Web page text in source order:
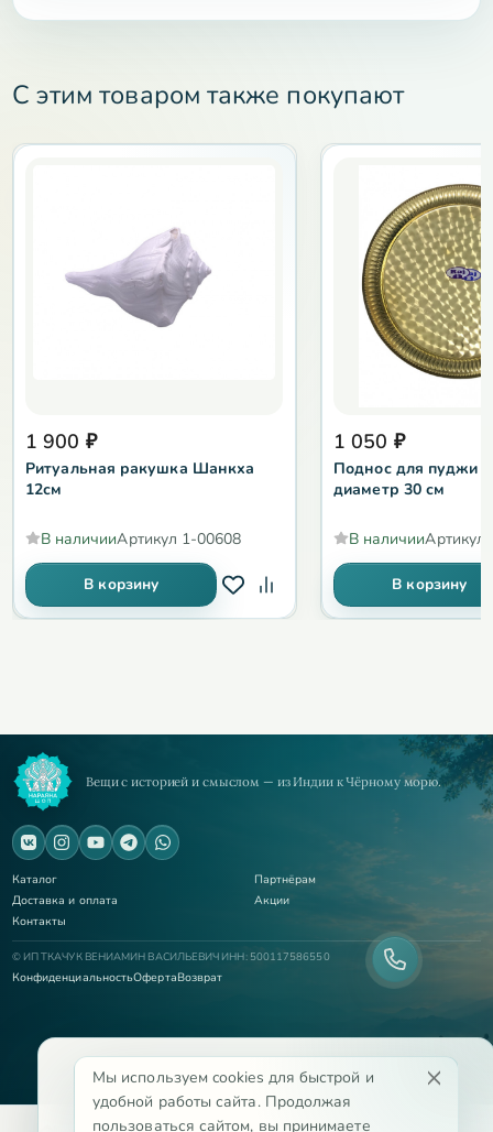
С этим товаром также покупают
1 900 ₽
Ритуальная ракушка Шанкха
12см
В наличииАртикул 1-00608
В корзину
1 050 ₽
Поднос для пуджи
диаметр 30 см
В наличииАртикул
В корзину
Вещи с историей и смыслом — из Индии к Чёрному морю.
Каталог
Партнёрам
Доставка и оплата
Акции
Контакты
© ИП ТКАЧУК ВЕНИАМИН ВАСИЛЬЕВИЧ ИНН: 500117586550
КонфиденциальностьОфертаВозврат
Мы используем cookies для быстрой и
удобной работы сайта. Продолжая
пользоваться сайтом, вы принимаете